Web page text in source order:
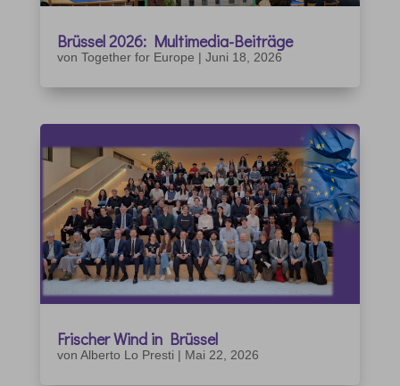
Brüssel 2026: Multimedia-Beiträge
von Together for Europe | Juni 18, 2026
Frischer Wind in Brüssel
von Alberto Lo Presti | Mai 22, 2026